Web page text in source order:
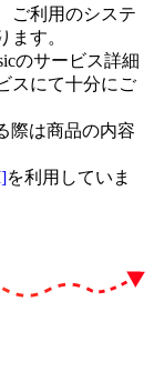
ご利用のシステ
ます。
のサービス詳細
スにて十分にご
際は商品の内容
を利用していま